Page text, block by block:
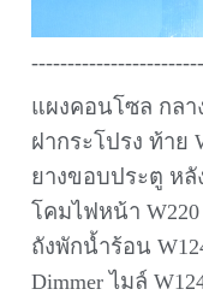
แผงคอนโซล กลา
ฝากระโปรง ท้าย
ยางขอบประตู หลั
โคมไฟหน้า W220
ถังพักน้ำร้อน
Dimmer ไมล์